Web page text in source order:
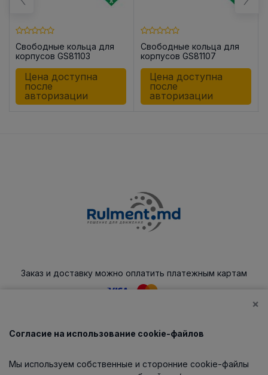
Свободные кольца для
корпусов GS81103
Цена доступна
после
авторизации
Свободные кольца для
корпусов GS81107
Цена доступна
после
авторизации
Заказ и доставку можно оплатить платежным картам
Каталог
×
Согласие на использование cookie-файлов
Мы используем собственные и сторонние cookie-файлы